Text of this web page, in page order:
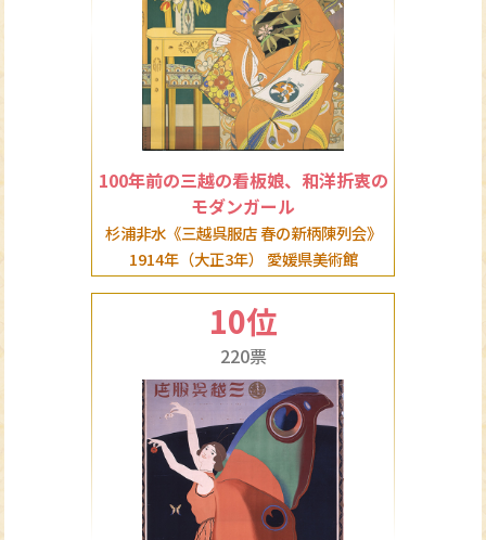
100年前の三越の看板娘、和洋折衷の
モダンガール
杉浦非水《三越呉服店 春の新柄陳列会》
1914年（大正3年） 愛媛県美術館
10位
220票